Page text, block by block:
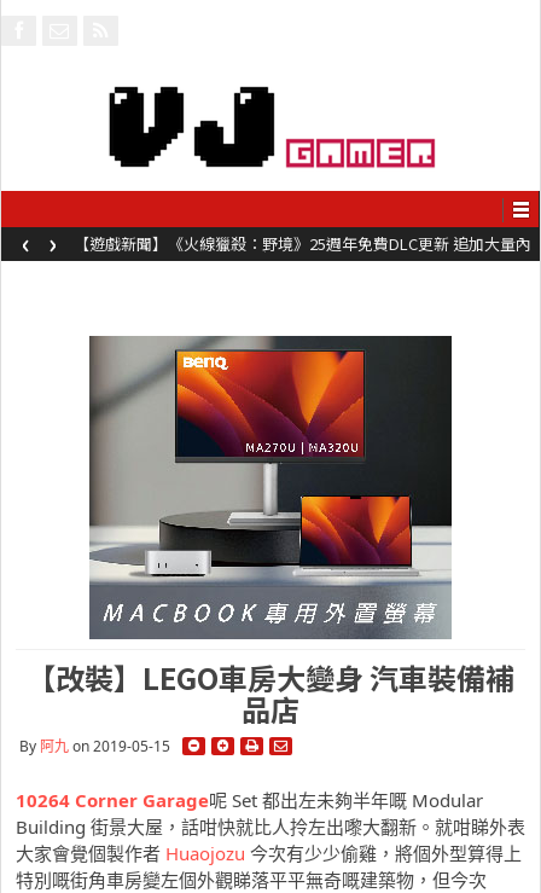
【遊戲新聞】《火線獵殺：野境》25週年免費DLC更新 追加大量內
容同時系舊作限時超平價折扣
‹ ›
【改裝】LEGO車房大變身 汽車裝備補
品店
By 阿九on 2019-05-15
10264 Corner Garage呢 Set 都出左未夠半年嘅 Modular
Building 街景大屋，話咁快就比人拎左出嚟大翻新。就咁睇外表
大家會覺個製作者 Huaojozu 今次有少少偷雞，將個外型算得上
特別嘅街角車房變左個外觀睇落平平無奇嘅建築物，但今次